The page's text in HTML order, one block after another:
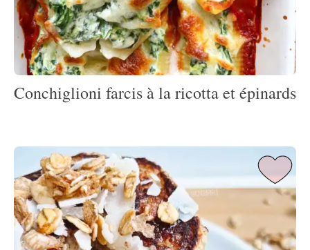
Conchiglioni farcis à la ricotta et épinards